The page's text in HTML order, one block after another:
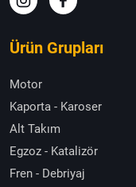
Ürün Grupları
Motor
Kaporta - Karoser
Alt Takım
Egzoz - Katalizör
Fren - Debriyaj